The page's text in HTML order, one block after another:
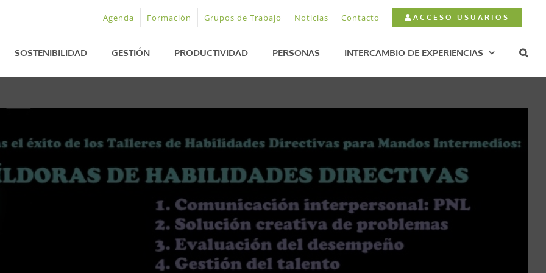
Agenda Formación Grupos de Trabajo Noticias Contacto ACCESO USUARIOS
SOSTENIBILIDAD GESTIÓN PRODUCTIVIDAD PERSONAS INTERCAMBIO DE EXPERIENCIAS